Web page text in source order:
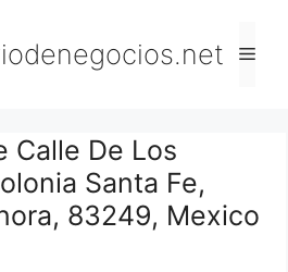
Calle De Los
Santa Fe,
83249, Mexico